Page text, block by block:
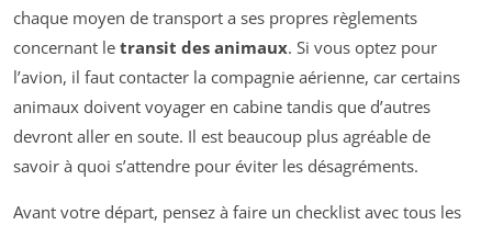
chaque moyen de transport a ses propres règlements
concernant le transit des animaux. Si vous optez pour
l’avion, il faut contacter la compagnie aérienne, car certains
animaux doivent voyager en cabine tandis que d’autres
devront aller en soute. Il est beaucoup plus agréable de
savoir à quoi s’attendre pour éviter les désagréments.
Avant votre départ, pensez à faire un checklist avec tous les